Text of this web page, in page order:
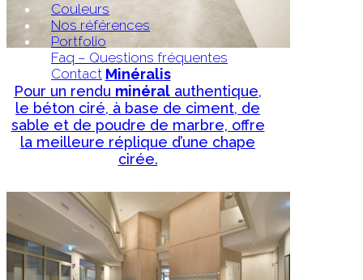
Couleurs
Nos références
Portfolio
Faq – Questions fréquentes
Contact Minéralis
Pour un rendu minéral authentique,
le béton ciré, à base de ciment, de
sable et de poudre de marbre, offre
la meilleure réplique d’une chape
cirée.